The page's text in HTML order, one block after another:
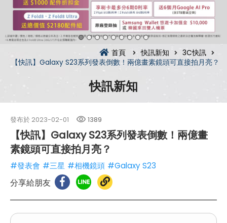
首頁 快訊新知
3C快訊
【快訊】Galaxy S23系列發表倒數！兩億畫素鏡頭可直接拍月亮？
快訊新知
發布於 2023-02-01 1389
【快訊】Galaxy S23系列發表倒數！兩億畫
素鏡頭可直接拍月亮？
#發表會 #三星 #相機鏡頭 #Galaxy S23
分享給朋友